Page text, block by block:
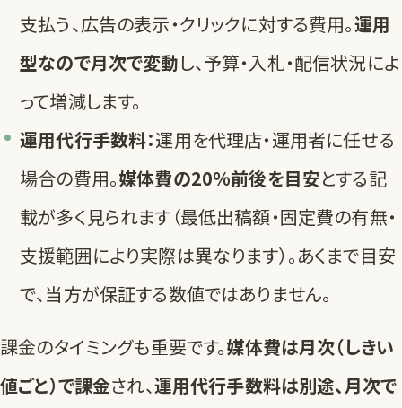
支払う、広告の表示・クリックに対する費用。運用
型なので月次で変動し、予算・入札・配信状況によ
って増減します。
運用代行手数料：運用を代理店・運用者に任せる
場合の費用。媒体費の20%前後を目安とする記
載が多く見られます（最低出稿額・固定費の有無・
支援範囲により実際は異なります）。あくまで目安
で、当方が保証する数値ではありません。
課金のタイミングも重要です。媒体費は月次（しきい
値ごと）で課金され、運用代行手数料は別途、月次で